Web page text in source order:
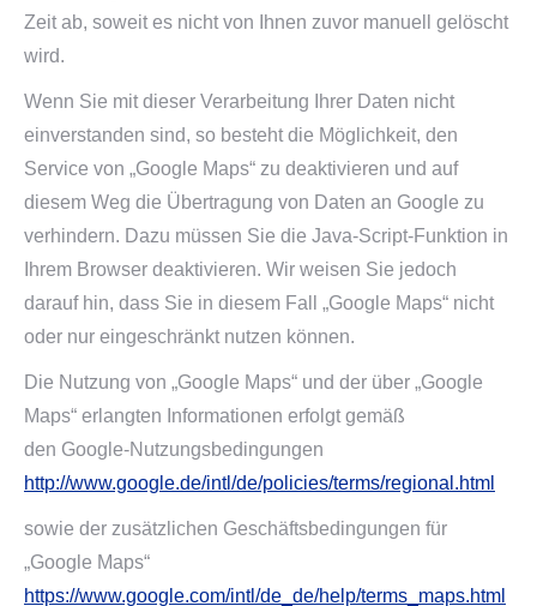
Zeit ab, soweit es nicht von Ihnen zuvor manuell gelöscht
wird.
Wenn Sie mit dieser Verarbeitung Ihrer Daten nicht
einverstanden sind, so besteht die Möglichkeit, den
Service von „Google Maps“ zu deaktivieren und auf
diesem Weg die Übertragung von Daten an Google zu
verhindern. Dazu müssen Sie die Java-Script-Funktion in
Ihrem Browser deaktivieren. Wir weisen Sie jedoch
darauf hin, dass Sie in diesem Fall „Google Maps“ nicht
oder nur eingeschränkt nutzen können.
Die Nutzung von „Google Maps“ und der über „Google
Maps“ erlangten Informationen erfolgt gemäß
den Google-Nutzungsbedingungen
http://www.google.de/intl/de/policies/terms/regional.html
sowie der zusätzlichen Geschäftsbedingungen für
„Google Maps“
https://www.google.com/intl/de_de/help/terms_maps.html